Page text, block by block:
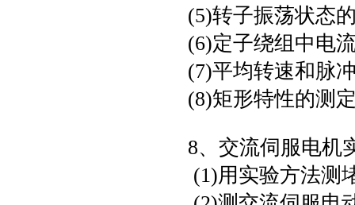
(5)转子振荡状态
(6)定子绕组中电
(7)平均转速和脉
(8)矩形特性的测
8、交流伺服电机
(1)用实验方法测